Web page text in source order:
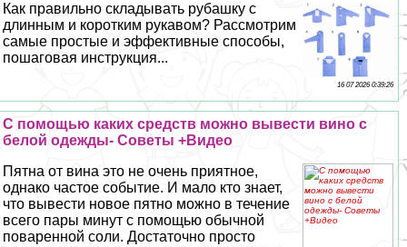
Как правильно складывать рубашку с
длинным и коротким рукавом? Рассмотрим
самые простые и эффективные способы,
пошаговая инструкция...
16 07 2026 0:39:26
С помощью каких средств можно вывести вино с
белой одежды- Советы +Видео
Пятна от вина это не очень приятное,
однако частое событие. И мало кто знает,
что вывести новое пятно можно в течение
всего пары минут с помощью обычной
поваренной соли. Достаточно просто